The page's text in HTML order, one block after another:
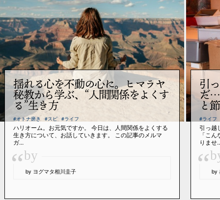
揺れる心を不動の心に。ヒマラヤ
秘教から学ぶ、“人間関係をよくす
る”生き方
#オトナ磨き #スピ #ライフ
ハリオーム。お元気ですか。 今日は、人間関係をよくする
生き方について、お話していきます。 この記事のメルマ
ガ...
“by
by ヨグマタ相川圭子
引
だ…
と
#ライフ
引っ越
「こ
りませ
“ by